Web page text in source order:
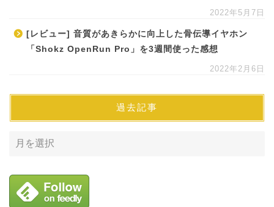
2022年5月7日
[レビュー] 音質があきらかに向上した骨伝導イヤホン
「Shokz OpenRun Pro」を3週間使った感想
2022年2月6日
過去記事